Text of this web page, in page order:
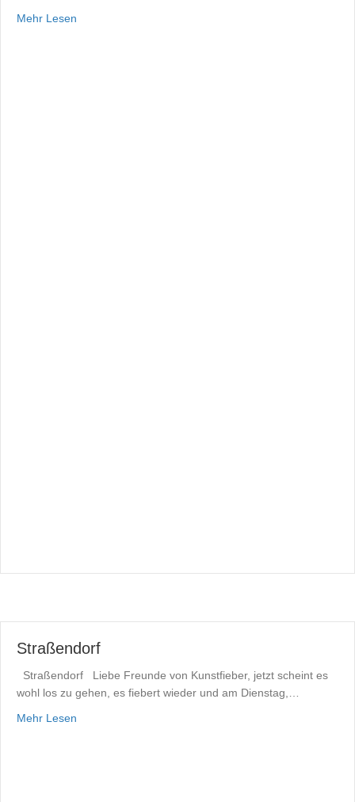
Mehr Lesen
Straßendorf
Straßendorf Liebe Freunde von Kunstfieber, jetzt scheint es
wohl los zu gehen, es fiebert wieder und am Dienstag,…
Mehr Lesen